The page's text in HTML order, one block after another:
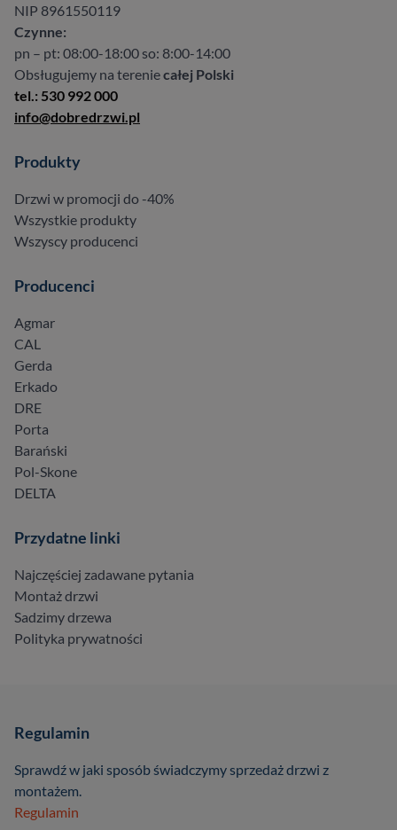
NIP 8961550119
Czynne:
pn – pt: 08:00-18:00 so: 8:00-14:00
Obsługujemy na tereniecałej Polski
tel.: 530 992 000
info@dobredrzwi.pl
Produkty
Drzwi w promocji do -40%
Wszystkie produkty
Wszyscy producenci
Producenci
Agmar
CAL
Gerda
Erkado
DRE
Porta
Barański
Pol-Skone
DELTA
Przydatne linki
Najczęściej zadawane pytania
Montaż drzwi
Sadzimy drzewa
Polityka prywatności
Regulamin
Sprawdź w jaki sposób świadczymy sprzedaż drzwi z
montażem.
Regulamin